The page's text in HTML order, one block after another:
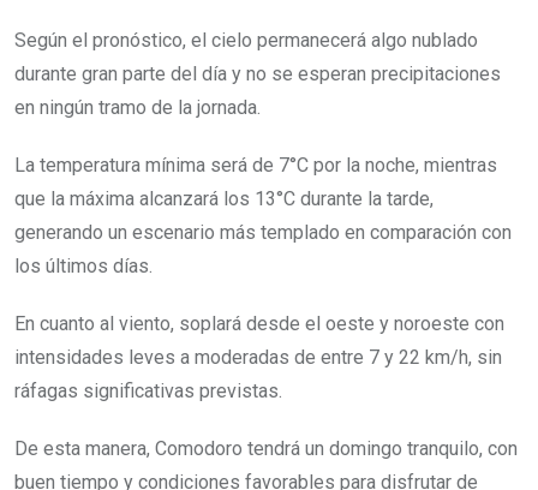
Según el pronóstico, el cielo permanecerá algo nublado
durante gran parte del día y no se esperan precipitaciones
en ningún tramo de la jornada.
La temperatura mínima será de 7°C por la noche, mientras
que la máxima alcanzará los 13°C durante la tarde,
generando un escenario más templado en comparación con
los últimos días.
En cuanto al viento, soplará desde el oeste y noroeste con
intensidades leves a moderadas de entre 7 y 22 km/h, sin
ráfagas significativas previstas.
De esta manera, Comodoro tendrá un domingo tranquilo, con
buen tiempo y condiciones favorables para disfrutar de